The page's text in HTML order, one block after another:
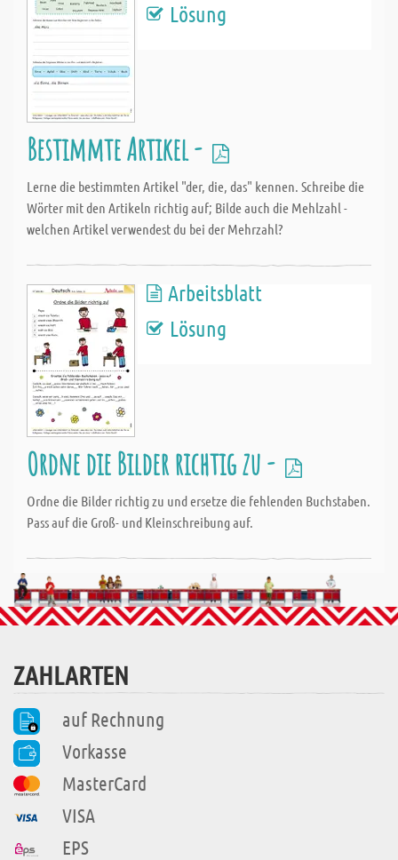
Lösung
Bestimmte Artikel -
Lerne die bestimmten Artikel "der, die, das" kennen. Schreibe die
Wörter mit den Artikeln richtig auf; Bilde auch die Mehlzahl -
welchen Artikel verwendest du bei der Mehrzahl?
Arbeitsblatt
Lösung
Ordne die Bilder richtig zu -
Ordne die Bilder richtig zu und ersetze die fehlenden Buchstaben.
Pass auf die Groß- und Kleinschreibung auf.
ZAHLARTEN
auf Rechnung
Vorkasse
MasterCard
VISA
EPS